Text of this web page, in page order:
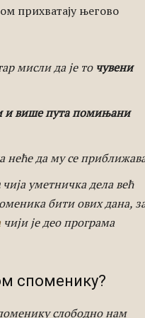
прихватају његово
мисли да је то чувени
и више пута помињани
неће да му се
чија уметничка дела већ
бити ових дана,
чији је део програма
споменику?
слободно нам